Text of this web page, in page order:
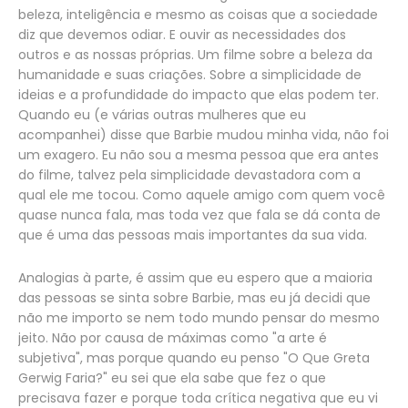
beleza, inteligência e mesmo as coisas que a sociedade
diz que devemos odiar. E ouvir as necessidades dos
outros e as nossas próprias. Um filme sobre a beleza da
humanidade e suas criações. Sobre a simplicidade de
ideias e a profundidade do impacto que elas podem ter.
Quando eu (e várias outras mulheres que eu
acompanhei) disse que Barbie mudou minha vida, não foi
um exagero. Eu não sou a mesma pessoa que era antes
do filme, talvez pela simplicidade devastadora com a
qual ele me tocou. Como aquele amigo com quem você
quase nunca fala, mas toda vez que fala se dá conta de
que é uma das pessoas mais importantes da sua vida.
Analogias à parte, é assim que eu espero que a maioria
das pessoas se sinta sobre Barbie, mas eu já decidi que
não me importo se nem todo mundo pensar do mesmo
jeito. Não por causa de máximas como "a arte é
subjetiva", mas porque quando eu penso "O Que Greta
Gerwig Faria?" eu sei que ela sabe que fez o que
precisava fazer e porque toda crítica negativa que eu vi